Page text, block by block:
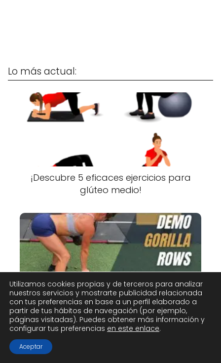
Lo más actual:
¡Descubre 5 eficaces ejercicios para
glúteo medio!
¿Cómo hacer gorilla row para
fortalecer el core?
Utilizamos cookies propias y de terceros para analizar
nuestros servicios y mostrarte publicidad relacionada
con tus preferencias en base a un perfil elaborado a
partir de tus hábitos de navegación (por ejemplo,
páginas visitadas). Puedes obtener más información y
configurar tus preferencias en este enlace.
Aceptar